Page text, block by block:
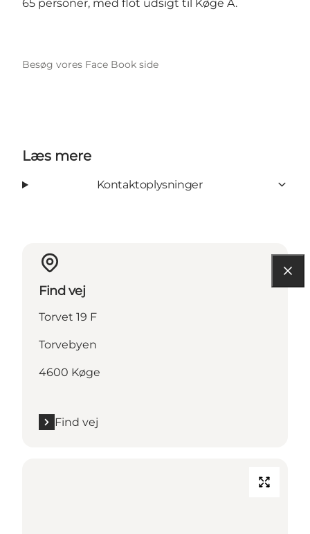
65 personer, med flot udsigt til Køge Å.
Besøg vores Face Book side
Læs mere
Kontaktoplysninger
Find vej
Torvet 19 F
Torvebyen
4600 Køge
Find vej